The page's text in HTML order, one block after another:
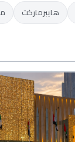
هايبرماركت